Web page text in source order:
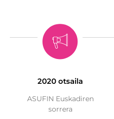
2020 otsaila
ASUFIN Euskadiren
sorrera